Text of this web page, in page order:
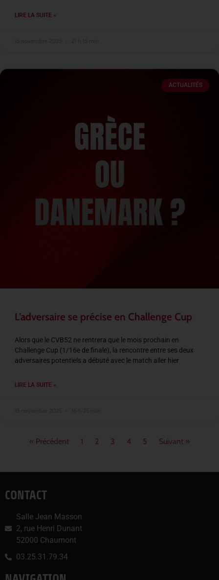
LIRE LA SUITE »
ACTUALITÉS
L’adversaire se précise en Challenge Cup
Alors que le CVB52 ne rentrera que le mois prochain en
Challenge Cup (1/16e de finale), la rencontre entre ses deux
adversaires potentiels a débuté avec le match aller hier
LIRE LA SUITE »
« Précédent 1 2 3 4 5 Suivant »
CONTACT
Salle Jean Masson
2, rue Henri Dunant
52000 Chaumont
03.25.31.79.34